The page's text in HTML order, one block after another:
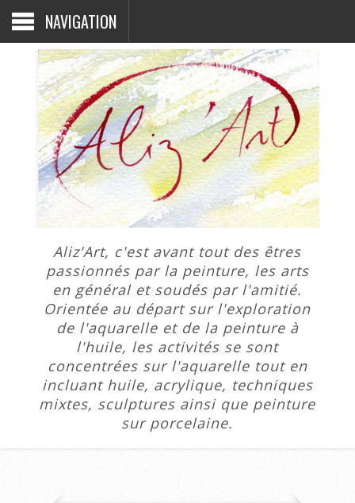
NAVIGATION
Aliz'Art, c'est avant tout des êtres
passionnés par la peinture, les arts
en général et soudés par l'amitié.
Orientée au départ sur l'exploration
de l'aquarelle et de la peinture à
l'huile, les activités se sont
concentrées sur l'aquarelle tout en
incluant huile, acrylique, techniques
mixtes, sculptures ainsi que peinture
sur porcelaine.